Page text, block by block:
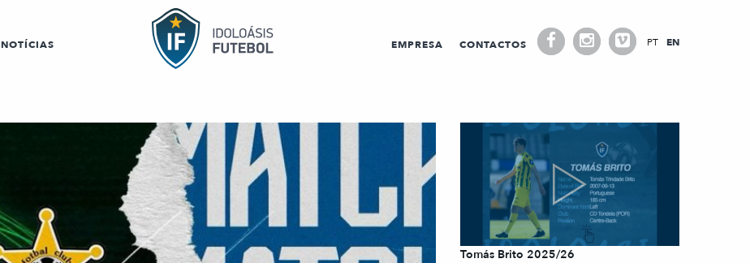
NOTÍCIAS EMPRESA CONTACTOS PT EN
Tomás Brito 2025/26